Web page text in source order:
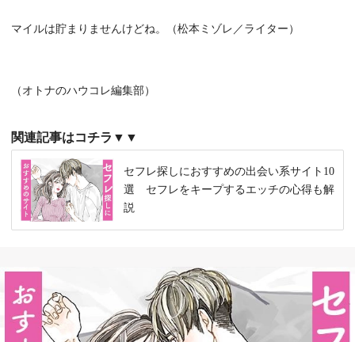
マイルは貯まりませんけどね。（松本ミゾレ／ライター）
（オトナのハウコレ編集部）
関連記事はコチラ▼▼
セフレ探しにおすすめの出会い系サイト10
選 セフレをキープするエッチの心得も解
説